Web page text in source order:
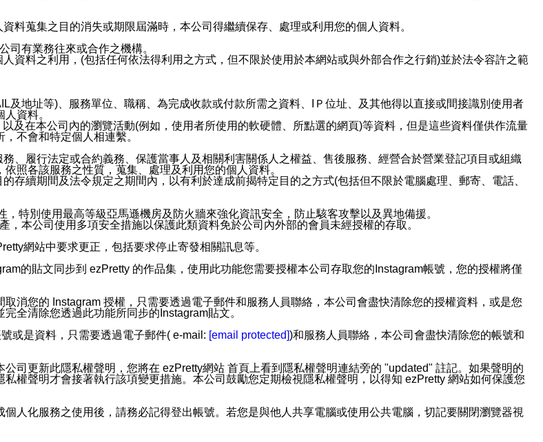
料蒐集之目的消失或期限屆滿時，本公司得繼續保存、處理或利用您的個人資料。
司有業務往來或合作之機構。
資料之利用，(包括任何依法得利用之方式，但不限於使用於本網站或與外部合作之行銷)並於法令容許之範
地址等)、服務單位、職稱、為完成收款或付款所需之資料、IＰ位址、及其他得以直接或間接識別使用者
資料。
及在本公司內的瀏覽活動(例如，使用者所使用的軟硬體、所點選的網頁)等資料，但是這些資料僅供作流量
不會和特定個人相連繫。
、履行法定或合約義務、保護當事人及相關利害關係人之權益、售後服務、經營合於營業登記項目或組織
照各該服務之性質，蒐集、處理及利用您的個人資料。
存續期間及法令規定之期間內，以有利於達成前揭特定目的之方式(包括但不限於電腦處理、郵寄、電話、
特別使用最高等級亞馬遜機房及防火牆來強化資訊安全，防止駭客攻擊以及異地備援。
本公司使用多項安全措施以保護此類資料免於公司內外部的會員未經授權的存取。
網站中要求更正，包括要求停止寄發相關訊息等。
的貼文同步到 ezPretty 的作品集，使用此功能您需要授權本公司存取您的Instagram帳號，您的授權將僅
消您的 Instagram 授權，只需要透過電子郵件和服務人員聯絡，本公司會盡快清除您的授權資料，或是您
全清除您透過此功能所同步的Instagram貼文。
或是資料，只需要透過電子郵件( e-mail: [email protected])和服務人員聯絡，本公司會盡快清除您的帳號和
司更新此隱私權聲明，您將在 ezPretty網站 首頁上看到隱私權聲明連結旁的 "updated" 註記。如果聲明的
權聲明才會接著執行該項變更措施。本公司鼓勵您定期檢視隱私權聲明，以得知 ezPretty 網站如何保護您
人化服務之使用後，請務必記得登出帳號。若您是與他人共享電腦或使用公共電腦，切記要關閉瀏覽器視